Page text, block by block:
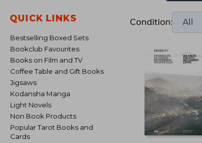
QUICK LINKS
Bestselling Boxed Sets
Bookclub Favourites
Books on Film and TV
Coffee Table and Gift Books
Jigsaws
Kodansha Manga
Light Novels
Non Book Products
Popular Tarot Books and
Cards
Condition: All